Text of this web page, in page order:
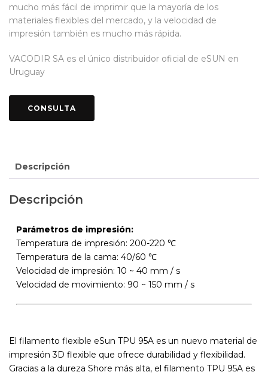
mucho más fácil de imprimir que la mayoría de los
materiales flexibles del mercado, y la velocidad de
impresión también es mucho más rápida.
VACODIR SA es el único distribuidor oficial de eSUN en
Uruguay
Descripción
Descripción
Parámetros de impresión:
Temperatura de impresión: 200-220 ℃
Temperatura de la cama: 40/60 ℃
Velocidad de impresión: 10 ~ 40 mm / s
Velocidad de movimiento: 90 ~ 150 mm / s
El filamento flexible eSun TPU 95A es un nuevo material de
impresión 3D flexible que ofrece durabilidad y flexibilidad.
Gracias a la dureza Shore más alta, el filamento TPU 95A es